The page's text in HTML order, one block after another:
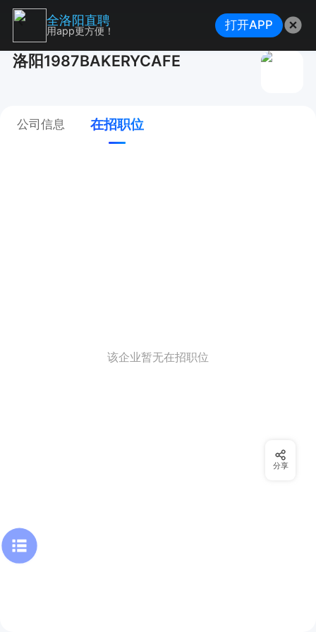
洛阳1987BAKERYCAFE
公司信息 在招职位
该企业暂无在招职位
分享
全洛阳直聘
用app更方便！ 打开APP